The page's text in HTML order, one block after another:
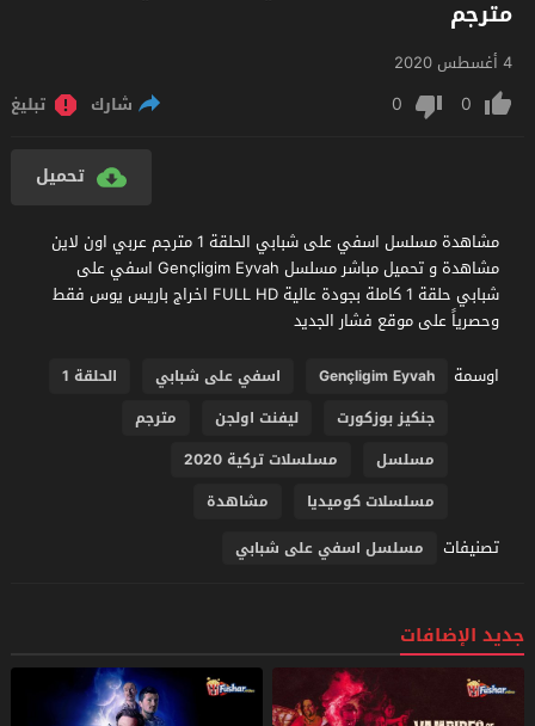
مترجم
4 أغسطس 2020
0
0 شارك تبليغ
تحميل
مشاهدة مسلسل اسفي على شبابي الحلقة 1 مترجم عربي اون لاين
مشاهدة و تحميل مباشر مسلسل Gençligim Eyvah اسفي على
شبابي حلقة 1 كاملة بجودة عالية FULL HD اخراج باريس يوس فقط
وحصرياً على موقع فشار الجديد
اوسمة
Gençligim Eyvah اسفي على شبابي
الحلقة 1
جنكيز بوزكورت
ليفنت اولجن
مترجم
مسلسل
مسلسلات تركية 2020
مسلسلات كوميديا
مشاهدة
تصنيفات مسلسل اسفي على شبابي
جديد الإضافات